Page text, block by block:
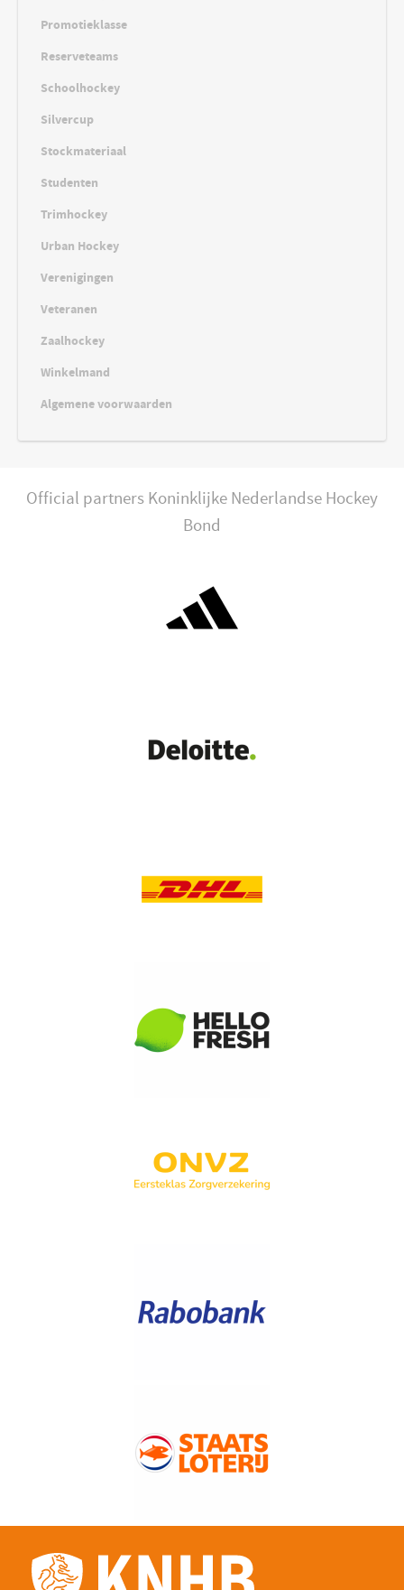
Promotieklasse
Reserveteams
Schoolhockey
Silvercup
Stockmateriaal
Studenten
Trimhockey
Urban Hockey
Verenigingen
Veteranen
Zaalhockey
Winkelmand
Algemene voorwaarden
Official partners Koninklijke Nederlandse Hockey
Bond